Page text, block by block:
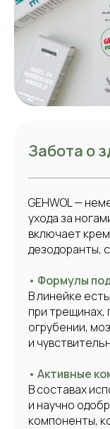
Забота о
GEHWOL —
ухода за
включает
дезодоранты,
• Формулы
В линейке
при трещинах,
огрубении,
и
• Активные
В составах
и научно
компоненты,